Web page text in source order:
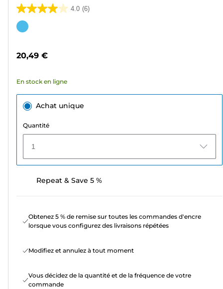
4.0 (6)
4.0
sur
Cartouche
20,49 €
En stock en ligne
Achat unique
Quantité
1
Repeat & Save 5 %
Obtenez 5 % de remise sur toutes les commandes d'encre
lorsque vous configurez des livraisons répétées
Modifiez et annulez à tout moment
Vous décidez de la quantité et de la fréquence de votre
commande